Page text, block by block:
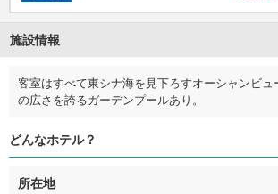
施設情報
客室はすべて東シナ海を見下ろすオーシャンビュ
の広さを誇るガーデンプールあり。
どんなホテル？
所在地